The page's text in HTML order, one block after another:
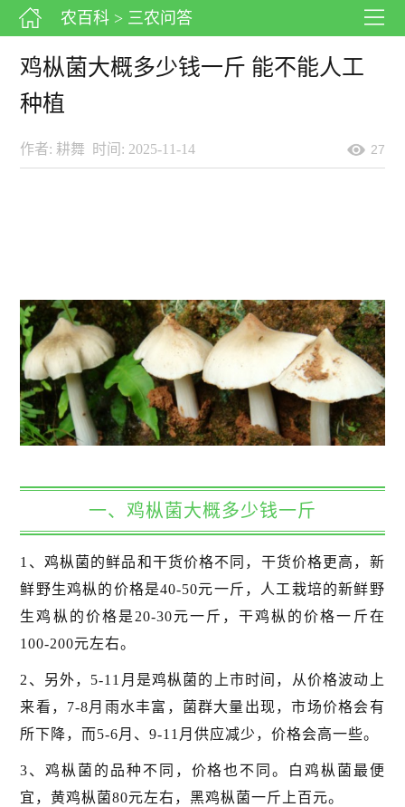
农百科 > 三农问答
鸡枞菌大概多少钱一斤 能不能人工
种植
作者: 耕舞 时间: 2025-11-14 27
一、鸡枞菌大概多少钱一斤
1、鸡枞菌的鲜品和干货价格不同，干货价格更高，新
鲜野生鸡枞的价格是40-50元一斤，人工栽培的新鲜野
生鸡枞的价格是20-30元一斤，干鸡枞的价格一斤在
100-200元左右。
2、另外，5-11月是鸡枞菌的上市时间，从价格波动上
来看，7-8月雨水丰富，菌群大量出现，市场价格会有
所下降，而5-6月、9-11月供应减少，价格会高一些。
3、鸡枞菌的品种不同，价格也不同。白鸡枞菌最便
宜，黄鸡枞菌80元左右，黑鸡枞菌一斤上百元。